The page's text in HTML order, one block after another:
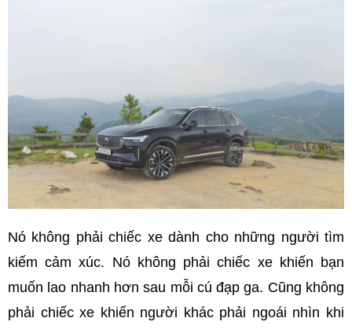
Nó không phải chiếc xe dành cho những người tìm
kiếm cảm xúc. Nó không phải chiếc xe khiến bạn
muốn lao nhanh hơn sau mỗi cú đạp ga. Cũng không
phải chiếc xe khiến người khác phải ngoái nhìn khi